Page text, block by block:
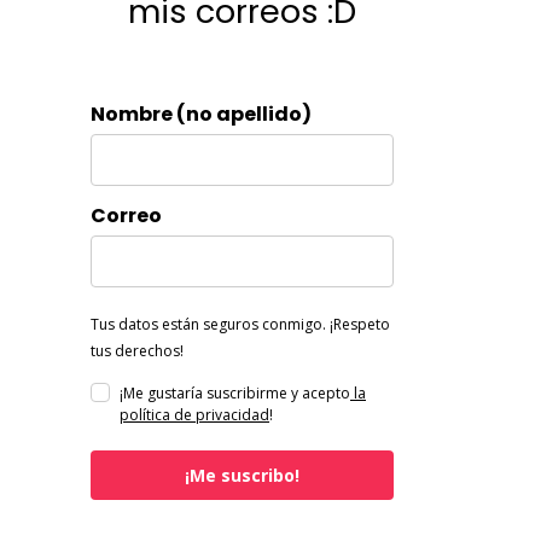
mis correos :D
Nombre (no apellido)
Correo
Tus datos están seguros conmigo. ¡Respeto
tus derechos!
¡Me gustaría suscribirme y acepto la
política de privacidad!
¡Me suscribo!